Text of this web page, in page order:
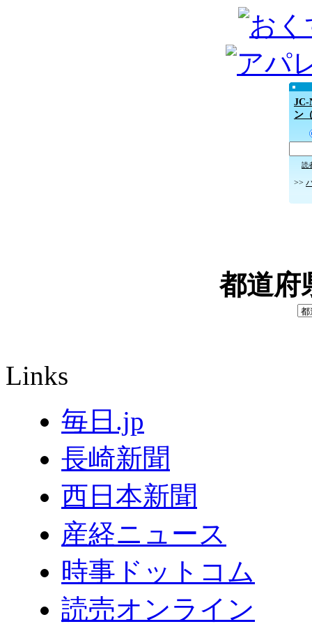
JC-
ン
読
>>
都道府
Links
毎日.jp
長崎新聞
西日本新聞
産経ニュース
時事ドットコム
読売オンライン